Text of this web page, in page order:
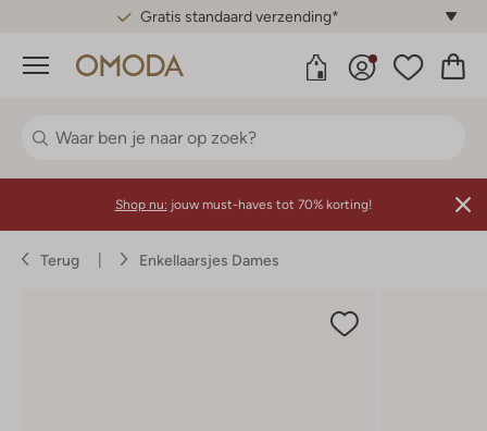
Gratis standaard verzending*
Menu
Shop nu: jouw must-haves tot 70% korting!
Terug Enkellaarsjes Dames